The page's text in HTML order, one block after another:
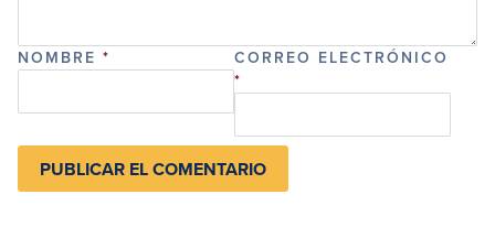
NOMBRE *
CORREO ELECTRÓNICO
*